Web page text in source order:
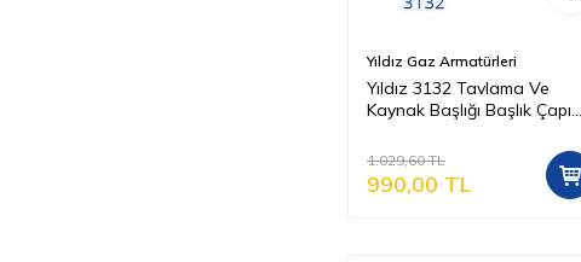
Yıldız Gaz Armatürleri
Yıldız 3132 Tavlama Ve
Kaynak Başlığı Başlık Çapı
1.029,60TL
990,00 TL